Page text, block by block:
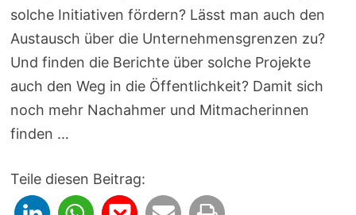
solche Initiativen fördern? Lässt man auch den
Austausch über die Unternehmensgrenzen zu?
Und finden die Berichte über solche Projekte
auch den Weg in die Öffentlichkeit? Damit sich
noch mehr Nachahmer und Mitmacherinnen
finden …
Teile diesen Beitrag: